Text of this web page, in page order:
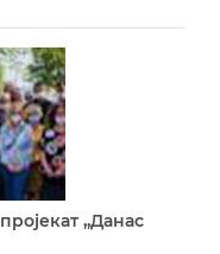
„Данас